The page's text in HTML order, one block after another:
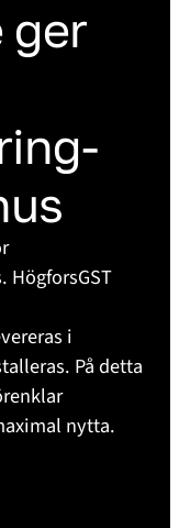
ger
HögforsGST
i
På detta
nytta.